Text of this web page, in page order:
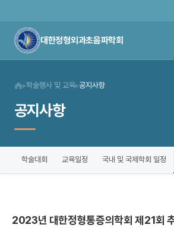
대한정형외과초음파학회
▸학술행사 및 교육▸공지사항
공지사항
학술대회 교육일정 국내 및 국제학회 일정
2023년 대한정형통증의학회 제21회